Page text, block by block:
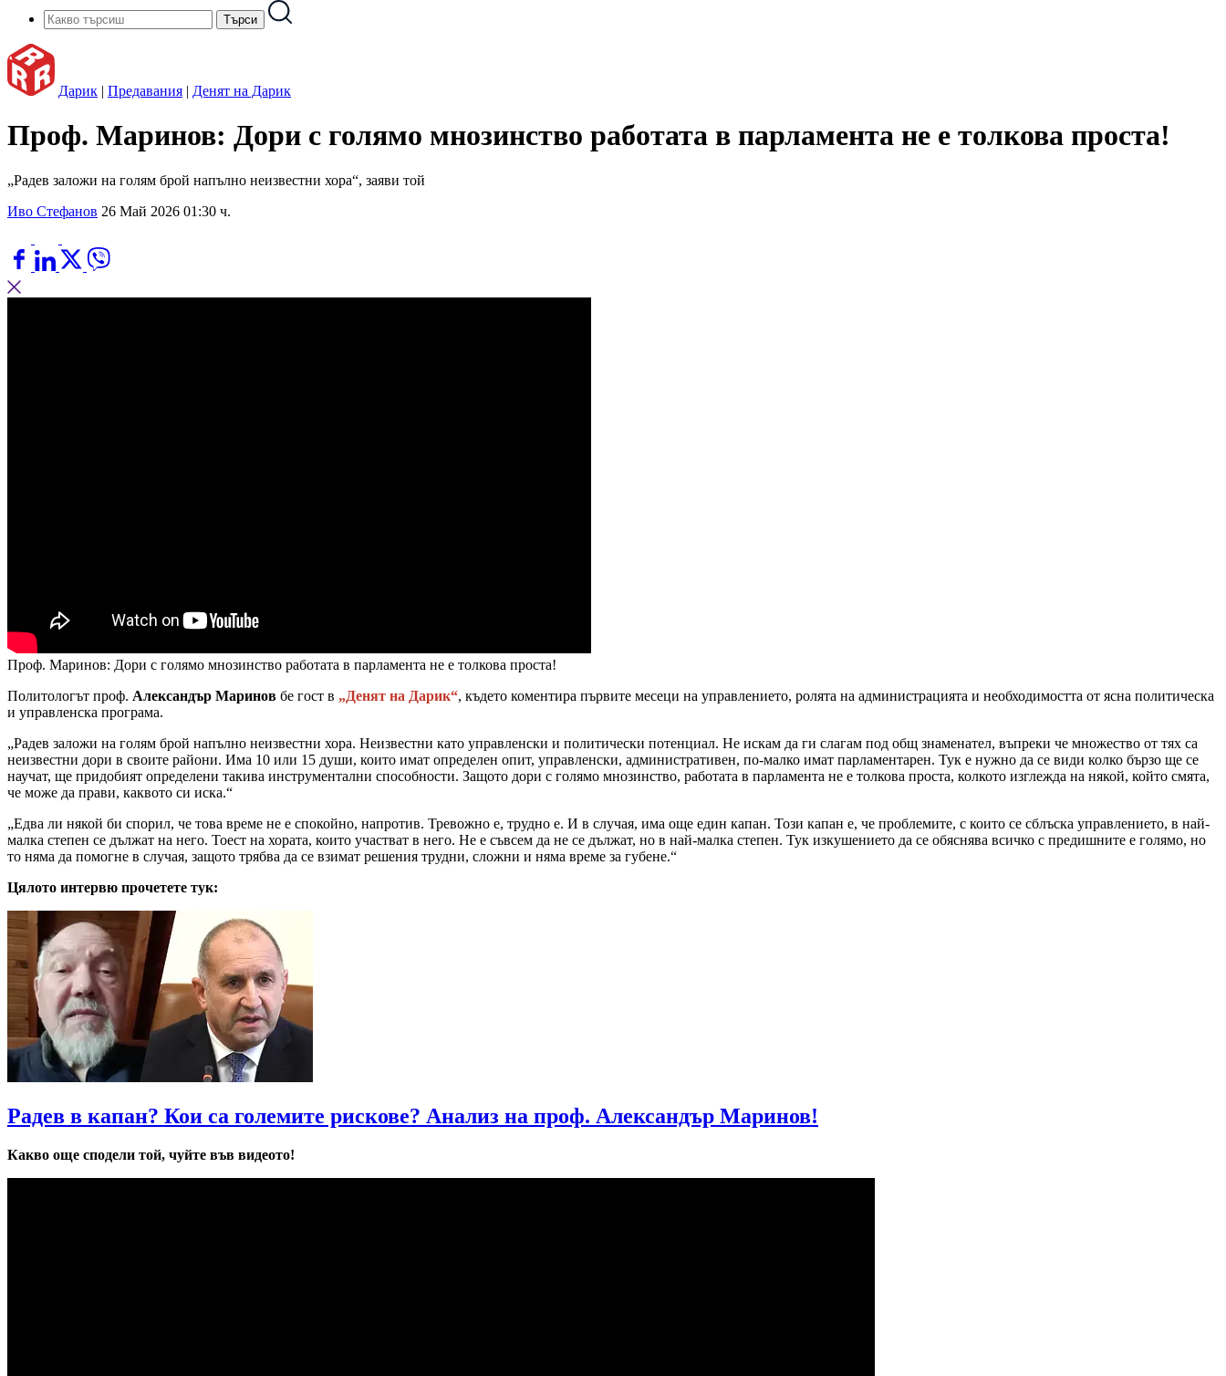
Дарик | Предавания | Денят на Дарик
Проф. Маринов: Дори с голямо мнозинство работата в парламента не е толкова проста!
„Радев заложи на голям брой напълно неизвестни хора“, заяви той
Иво Стефанов 26 Май 2026 01:30 ч.
Проф. Маринов: Дори с голямо мнозинство работата в парламента не е толкова проста!
Политологът проф. Александър Маринов бе гост в „Денят на Дарик“, където коментира първите месеци на управлението, ролята на администрацията и необходимостта от ясна политическа
и управленска програма.
„Радев заложи на голям брой напълно неизвестни хора. Неизвестни като управленски и политически потенциал. Не искам да ги слагам под общ знаменател, въпреки че множество от тях са
неизвестни дори в своите райони. Има 10 или 15 души, които имат определен опит, управленски, административен, по-малко имат парламентарен. Тук е нужно да се види колко бързо ще се
научат, ще придобият определени такива инструментални способности. Защото дори с голямо мнозинство, работата в парламента не е толкова проста, колкото изглежда на някой, който смята,
че може да прави, каквото си иска.“
„Едва ли някой би спорил, че това време не е спокойно, напротив. Тревожно е, трудно е. И в случая, има още един капан. Този капан е, че проблемите, с които се сблъска управлението, в най-
малка степен се дължат на него. Тоест на хората, които участват в него. Не е съвсем да не се дължат, но в най-малка степен. Тук изкушението да се обяснява всичко с предишните е голямо, но
то няма да помогне в случая, защото трябва да се взимат решения трудни, сложни и няма време за губене.“
Цялото интервю прочетете тук:
Радев в капан? Кои са големите рискове? Анализ на проф. Александър Маринов!
Какво още сподели той, чуйте във видеото!